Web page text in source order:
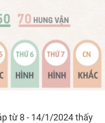
từ 8 - 14/1/2024 thấy